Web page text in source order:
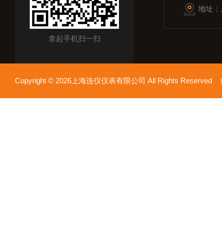
拿起手机扫一扫
地址
Copyright © 2026上海连仪仪表有限公司 All Rights Reserved